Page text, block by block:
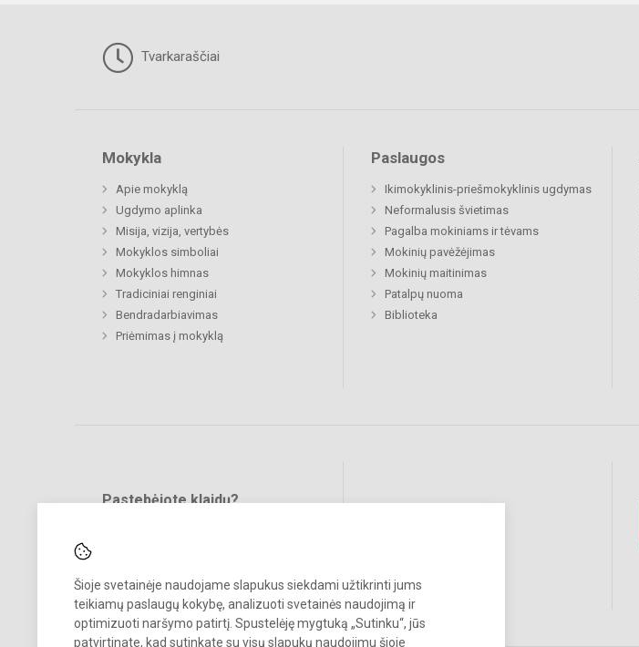
Šioje svetainėje naudojame slapukus siekdami užtikrinti jums
teikiamų paslaugų kokybę, analizuoti svetainės naudojimą ir
optimizuoti naršymo patirtį. Spustelėję mygtuką „Sutinku“, jūs
patvirtinate, kad sutinkate su visų slapukų naudojimu šioje
Tvarkaraščiai
Mokykla
Apie mokyklą
Ugdymo aplinka
Misija, vizija, vertybės
Mokyklos simboliai
Mokyklos himnas
Tradiciniai renginiai
Bendradarbiavimas
Priėmimas į mokyklą
Paslaugos
Ikimokyklinis-priešmokyklinis ugdymas
Neformalusis švietimas
Pagalba mokiniams ir tėvams
Mokinių pavėžėjimas
Mokinių maitinimas
Patalpų nuoma
Biblioteka
Pastebėjote klaidų?